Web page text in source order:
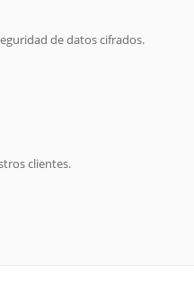
de datos cifrados.
clientes.